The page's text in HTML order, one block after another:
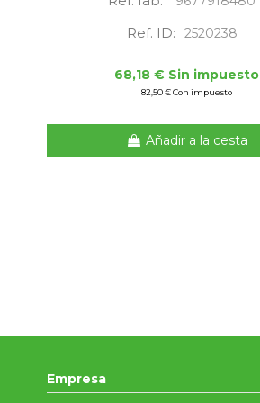
Ref. ID: 2520238
68,18 € Sin impuesto
82,50 € Con impuesto
Añadir a la cesta
Empresa